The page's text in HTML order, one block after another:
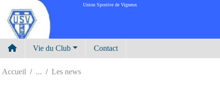
Union Sportive de Vigneux
Vie du Club Contact
Accueil Les news
Panneau de gestion des cookies